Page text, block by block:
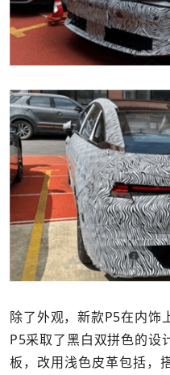
除了外观，新款P5在内饰
P5采取了黑白双拼色的设
板，改用浅色皮革包括，